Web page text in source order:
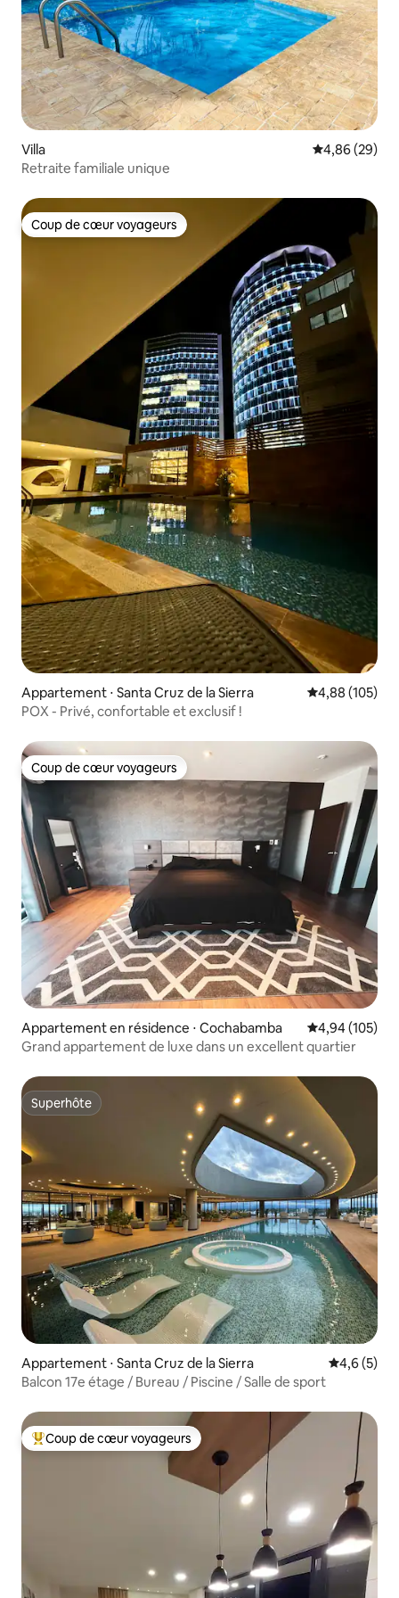
Villa Évaluation
4,86 (29)
Retraite familiale unique
Coup de cœur voyageurs
Coup de cœur voyageurs
Appartement ⋅ Santa Cruz de la Sierra Évaluation
4,88 (105)
POX - Privé, confortable et exclusif !
Coup de cœur voyageurs
Coup de cœur voyageurs
Appartement en résidence ⋅ Cochabamba Évaluation
4,94 (105)
Grand appartement de luxe dans un excellent quartier
Superhôte
Superhôte
Appartement ⋅ Santa Cruz de la Sierra Évaluation
4,6 (5)
Balcon 17e étage / Bureau / Piscine / Salle de sport
Coups de cœur voyageurs les plus appréciés
Coup de cœur voyageurs